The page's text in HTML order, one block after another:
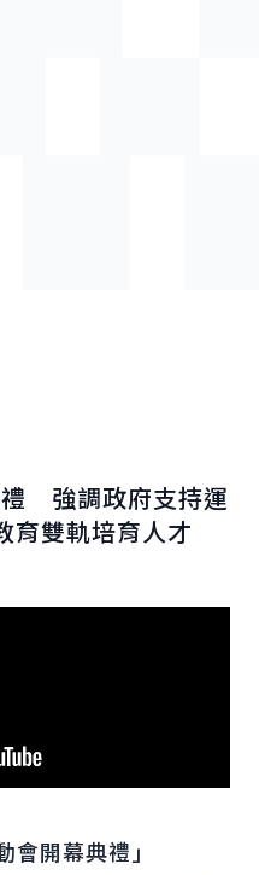
強調政府支持運
育雙軌培育人才
開幕典禮」